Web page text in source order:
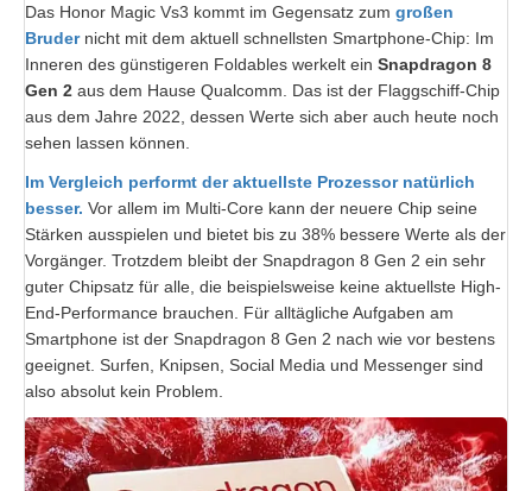
Das Honor Magic Vs3 kommt im Gegensatz zum großen
Brudernicht mit dem aktuell schnellsten Smartphone-Chip: Im
Inneren des günstigeren Foldables werkelt ein Snapdragon 8
Gen 2 aus dem Hause Qualcomm. Das ist der Flaggschiff-Chip
aus dem Jahre 2022, dessen Werte sich aber auch heute noch
sehen lassen können.
Im Vergleich performt der aktuellste Prozessor natürlich
besser. Vor allem im Multi-Core kann der neuere Chip seine
Stärken ausspielen und bietet bis zu 38% bessere Werte als der
Vorgänger. Trotzdem bleibt der Snapdragon 8 Gen 2 ein sehr
guter Chipsatz für alle, die beispielsweise keine aktuellste High-
End-Performance brauchen. Für alltägliche Aufgaben am
Smartphone ist der Snapdragon 8 Gen 2 nach wie vor bestens
geeignet. Surfen, Knipsen, Social Media und Messenger sind
also absolut kein Problem.